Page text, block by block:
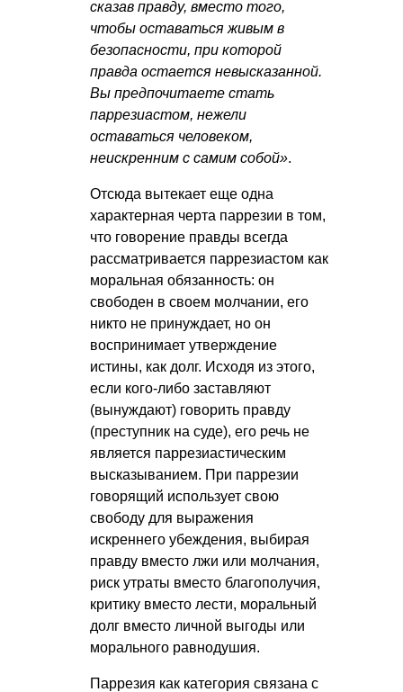
сказав правду, вместо того,
чтобы оставаться живым в
безопасности, при которой
правда остается невысказанной.
Вы предпочитаете стать
паррезиастом, нежели
оставаться человеком,
неискренним с самим собой».
Отсюда вытекает еще одна
характерная черта паррезии в том,
что говорение правды всегда
рассматривается паррезиастом как
моральная обязанность: он
свободен в своем молчании, его
никто не принуждает, но он
воспринимает утверждение
истины, как долг. Исходя из этого,
если кого-либо заставляют
(вынуждают) говорить правду
(преступник на суде), его речь не
является паррезиастическим
высказыванием. При паррезии
говорящий использует свою
свободу для выражения
искреннего убеждения, выбирая
правду вместо лжи или молчания,
риск утраты вместо благополучия,
критику вместо лести, моральный
долг вместо личной выгоды или
морального равнодушия.
Паррезия как категория связана с